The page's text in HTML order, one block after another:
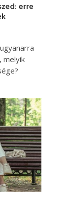
erre
melyik